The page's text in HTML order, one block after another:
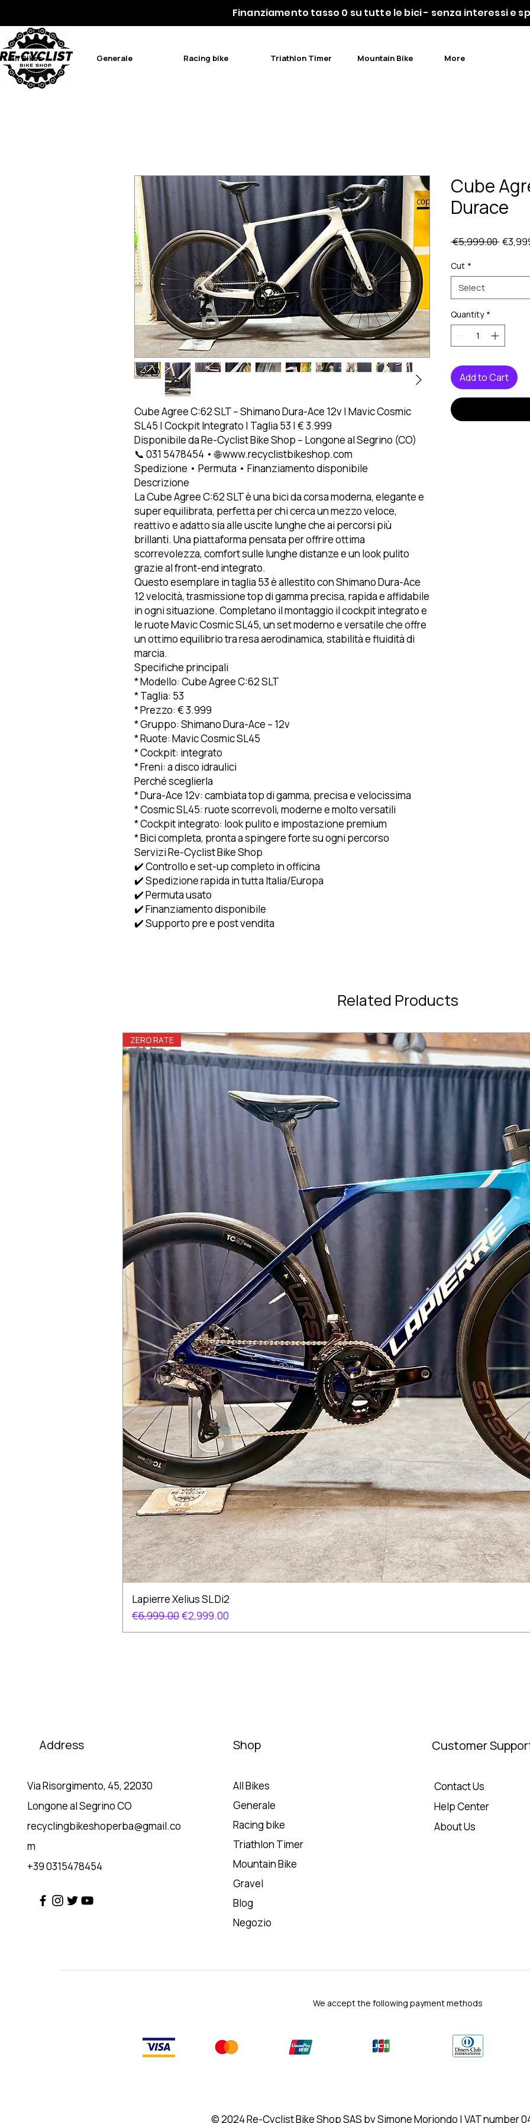
Finanziamento tasso 0 su tutte le bici - senza interessi e
All Bikes Generale Racing bike Triathlon Timer Mountain Bike More
Cube Agree C:62 SLT – Shimano Dura-Ace 12v | Mavic Cosmic
SL45 | Cockpit Integrato | Taglia 53 | € 3.999
Disponibile da Re-Cyclist Bike Shop – Longone al Segrino (CO)
📞 031 5478454 • 🌐 www.recyclistbikeshop.com
Spedizione • Permuta • Finanziamento disponibile
Descrizione
La Cube Agree C:62 SLT è una bici da corsa moderna, elegante e
super equilibrata, perfetta per chi cerca un mezzo veloce,
reattivo e adatto sia alle uscite lunghe che ai percorsi più
brillanti. Una piattaforma pensata per offrire ottima
scorrevolezza, comfort sulle lunghe distanze e un look pulito
grazie al front-end integrato.
Questo esemplare in taglia 53 è allestito con Shimano Dura-Ace
12 velocità, trasmissione top di gamma precisa, rapida e affidabile
in ogni situazione. Completano il montaggio il cockpit integrato e
le ruote Mavic Cosmic SL45, un set moderno e versatile che offre
un ottimo equilibrio tra resa aerodinamica, stabilità e fluidità di
marcia.
Specifiche principali
* Modello: Cube Agree C:62 SLT
* Taglia: 53
* Prezzo: € 3.999
* Gruppo: Shimano Dura-Ace – 12v
* Ruote: Mavic Cosmic SL45
* Cockpit: integrato
* Freni: a disco idraulici
Perché sceglierla
* Dura-Ace 12v: cambiata top di gamma, precisa e velocissima
* Cosmic SL45: ruote scorrevoli, moderne e molto versatili
* Cockpit integrato: look pulito e impostazione premium
* Bici completa, pronta a spingere forte su ogni percorso
Servizi Re-Cyclist Bike Shop
✔️ Controllo e set-up completo in officina
✔️ Spedizione rapida in tutta Italia/Europa
✔️ Permuta usato
✔️ Finanziamento disponibile
✔️ Supporto pre e post vendita
Cube
Durace
€5,999.00
Cut *
Select
Quantity *
Add to Cart
Related Products
ZERO RATE
Lapierre Xelius SL Di2
Regular Price
€6,999.00Sale Price
€2,999.00
Address
Via Risorgimento, 45, 22030
Longone al Segrino CO
recyclingbikeshoperba@gmail.co
m
+39 0315478454
Shop
All Bikes
Generale
Racing bike
Triathlon Timer
Mountain Bike
Gravel
Blog
Negozio
Customer
Contact Us
Help Center
About Us
We accept the following payment methods
© 2024Re-Cyclist Bike Shop SAS by Simone Moriondo | VAT number